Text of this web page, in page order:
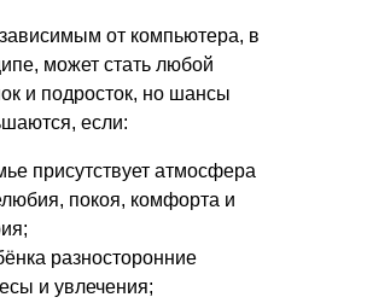
от компьютера, в
может стать любой
и подросток, но шансы
если:
присутствует атмосфера
покоя, комфорта и
разносторонние
и увлечения;